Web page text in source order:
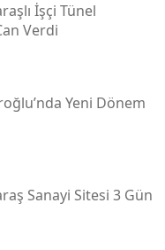
İşçi Tünel
Verdi
Yeni Dönem
Sanayi Sitesi 3 Gün